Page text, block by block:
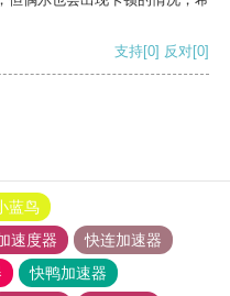
支持[0] 反对[0]
蓝鸟
速度器
快连加速器
快鸭加速器